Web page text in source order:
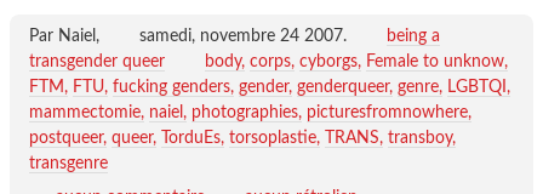
Par Naiel, samedi, novembre 24 2007.
being a
transgender queer
body corps cyborgs
Female to unknow
FTM
FTU fucking genders gender genderqueer genre
LGBTQI
mammectomie naiel photographies picturesfromnowhere
postqueer queer TorduEs torsoplastie TRANS transboy
transgenre